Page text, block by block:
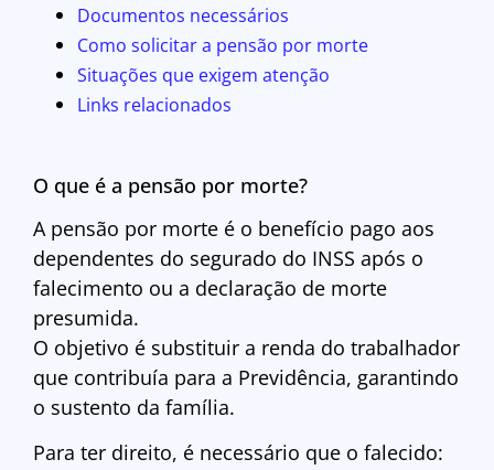
Documentos necessários
Como solicitar a pensão por morte
Situações que exigem atenção
Links relacionados
O que é a pensão por morte?
A pensão por morte é o benefício pago aos
dependentes do segurado do INSS após o
falecimento ou a declaração de morte
presumida.
O objetivo é substituir a renda do trabalhador
que contribuía para a Previdência, garantindo
o sustento da família.
Para ter direito, é necessário que o falecido: